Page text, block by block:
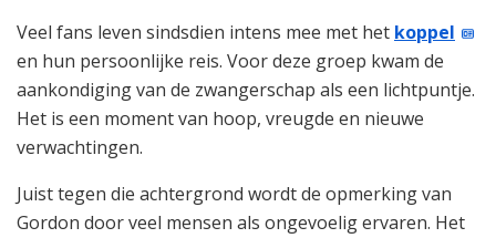
Veel fans leven sindsdien intens mee met het koppel
en hun persoonlijke reis. Voor deze groep kwam de
aankondiging van de zwangerschap als een lichtpuntje.
Het is een moment van hoop, vreugde en nieuwe
verwachtingen.
Juist tegen die achtergrond wordt de opmerking van
Gordon door veel mensen als ongevoelig ervaren. Het